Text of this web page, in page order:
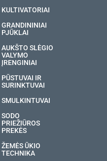
KULTIVATORIAI
GRANDININIAI
PJŪKLAI
AUKŠTO SLĖGIO
VALYMO
ĮRENGINIAI
PŪSTUVAI IR
SURINKTUVAI
SMULKINTUVAI
SODO
PRIEŽIŪROS
PREKĖS
ŽEMĖS ŪKIO
TECHNIKA